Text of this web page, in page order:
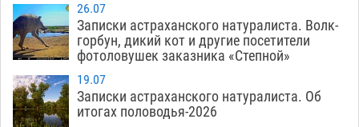
26.07
Записки астраханского натуралиста. Волк-
горбун, дикий кот и другие посетители
фотоловушек заказника «Степной»
19.07
Записки астраханского натуралиста. Об
итогах половодья-2026